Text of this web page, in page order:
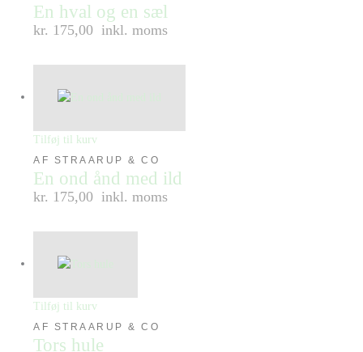
En hval og en sæl
kr. 175,00 inkl. moms
Tilføj til kurv
AF STRAARUP & CO
En ond ånd med ild
kr. 175,00 inkl. moms
Tilføj til kurv
AF STRAARUP & CO
Tors hule